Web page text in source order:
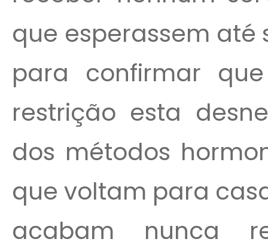
que esperassem
para confirmar
restrição esta
dos métodos
que voltam para
acabam nunca